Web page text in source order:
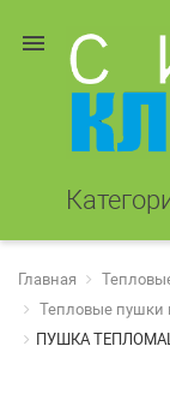
menu
Главная
Тепловые пушки
ПУШКА